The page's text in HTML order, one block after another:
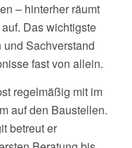
– hinterher räumt
Das wichtigste
Sachverstand
fast von allein.
regelmäßig mit im
auf den Baustellen.
betreut er